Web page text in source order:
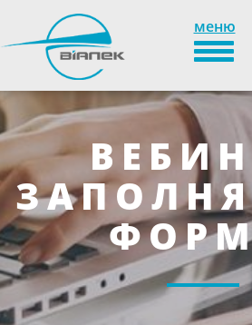
меню